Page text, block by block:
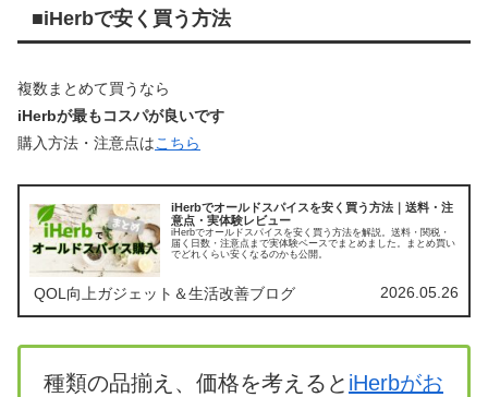
■iHerbで安く買う方法
複数まとめて買うなら
iHerbが最もコスパが良いです
購入方法・注意点はこちら
iHerbでオールドスパイスを安く買う方法｜送料・注
意点・実体験レビュー
iHerbでオールドスパイスを安く買う方法を解説。送料・関税・
届く日数・注意点まで実体験ベースでまとめました。まとめ買い
でどれくらい安くなるのかも公開。
QOL向上ガジェット＆生活改善ブログ 2026.05.26
種類の品揃え、価格を考えると iHerbがお